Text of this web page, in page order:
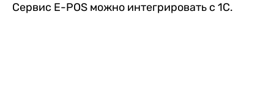
Сервис E-POS можно интегрировать с 1С.